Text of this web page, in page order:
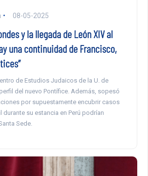
08-05-2025
y la llegada de León XIV al
una continuidad de Francisco,
de Estudios Judaicos de la U. de
del nuevo Pontífice. Además, sopesó
por supuestamente encubrir casos
durante su estancia en Perú podrían
Sede.